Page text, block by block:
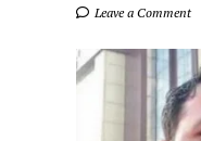
Leave a Comment